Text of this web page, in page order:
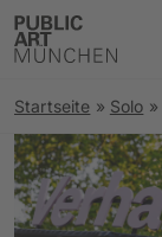
Startseite » Solo »